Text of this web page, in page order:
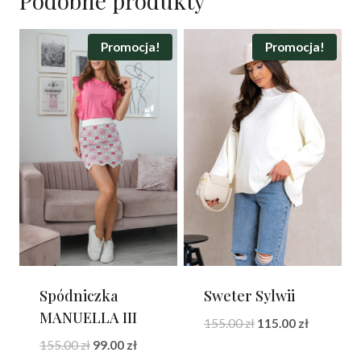
Promocja!
Spódniczka
MANUELLA III
155.00zł Pierwotna
99.00 złAktualna
Promocja!
Sweter Sylwii
155.00zł Pierwotna
115.00 złAktualna